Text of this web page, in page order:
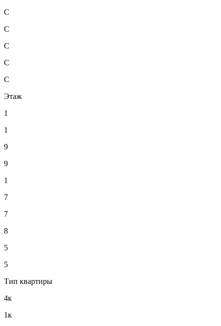
С
С
С
С
С
Этаж
1
1
9
9
1
7
7
8
5
5
Тип квартиры
4к
1к